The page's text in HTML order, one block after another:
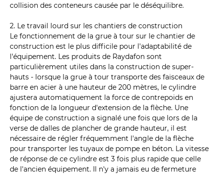
collision des conteneurs causée par le déséquilibre.
2. Le travail lourd sur les chantiers de construction
Le fonctionnement de la grue à tour sur le chantier de
construction est le plus difficile pour l'adaptabilité de
l'équipement. Les produits de Raydafon sont
particulièrement utiles dans la construction de super-
hauts - lorsque la grue à tour transporte des faisceaux de
barre en acier à une hauteur de 200 mètres, le cylindre
ajustera automatiquement la force de contrepoids en
fonction de la longueur d'extension de la flèche. Une
équipe de construction a signalé une fois que lors de la
verse de dalles de plancher de grande hauteur, il est
nécessaire de régler fréquemment l'angle de la flèche
pour transporter les tuyaux de pompe en béton. La vitesse
de réponse de ce cylindre est 3 fois plus rapide que celle
de l'ancien équipement. Il n'y a jamais eu de fermeture